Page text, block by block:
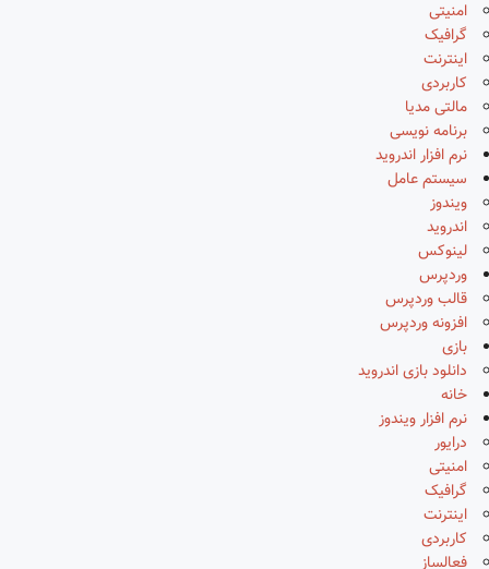
امنیتی
گرافیک
اینترنت
کاربردی
مالتی مدیا
برنامه نویسی
نرم افزار اندروید
سیستم عامل
ویندوز
اندروید
لینوکس
وردپرس
قالب وردپرس
افزونه وردپرس
بازی
دانلود بازی اندروید
خانه
نرم افزار ویندوز
درایور
امنیتی
گرافیک
اینترنت
کاربردی
فعالساز